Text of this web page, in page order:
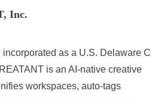
Inc.
incorporated as a U.S. Delaware C
is an AI-native creative
workspaces, auto-tags